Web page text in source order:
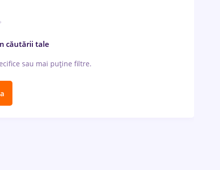
căutării tale
sau mai puține filtre.